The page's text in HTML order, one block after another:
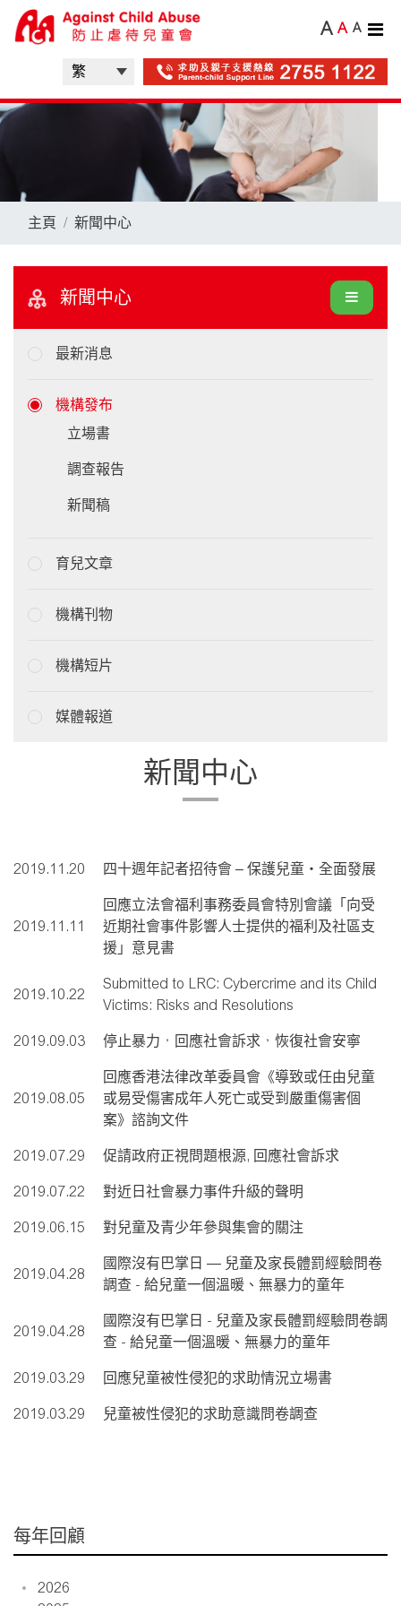
A A A
主頁 新聞中心
新聞中心
最新消息
機構發布
立場書
調查報告
新聞稿
育兒文章
機構刊物
機構短片
媒體報道
新聞中心
2019.11.20 四十週年記者招待會 – 保護兒童‧全面發展
2019.11.11
回應立法會福利事務委員會特別會議「向受
近期社會事件影響人士提供的福利及社區支
援」意見書
2019.10.22
Submitted to LRC: Cybercrime and its Child
Victims: Risks and Resolutions
2019.09.03 停止暴力，回應社會訴求，恢復社會安寧
2019.08.05
回應香港法律改革委員會《導致或任由兒童
或易受傷害成年人死亡或受到嚴重傷害個
案》諮詢文件
2019.07.29 促請政府正視問題根源, 回應社會訴求
2019.07.22 對近日社會暴力事件升級的聲明
2019.06.15 對兒童及青少年參與集會的關注
2019.04.28
國際沒有巴掌日 ― 兒童及家長體罰經驗問卷
調查 - 給兒童一個溫暖、無暴力的童年
2019.04.28
國際沒有巴掌日 - 兒童及家長體罰經驗問卷調
查 - 給兒童一個溫暖、無暴力的童年
2019.03.29 回應兒童被性侵犯的求助情況立場書
2019.03.29 兒童被性侵犯的求助意識問卷調查
每年回顧
2026